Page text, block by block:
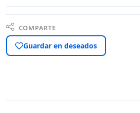
COMPARTE
Guardar en deseados